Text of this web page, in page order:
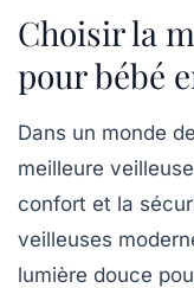
Choisir la
pour bébé
Dans un monde
meilleure
confort et la
veilleuses
lumière douce